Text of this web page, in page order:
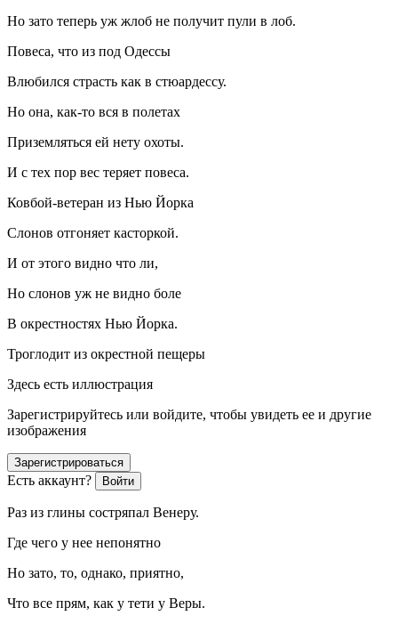
Но зато теперь уж жлоб не получит пули в лоб.
Повеса, что из под Одессы
Влюбился страсть как в стюардессу.
Но она, как-то вся в полетах
Приземляться ей нету охоты.
И с тех пор вес теряет повеса.
Ковбой-ветеран из Нью Йорка
Слонов отгоняет касторкой.
И от этого видно что ли,
Но слонов уж не видно боле
В окрестностях Нью Йорка.
Троглодит из окрестной пещеры
Здесь есть иллюстрация
Зарегистрируйтесь или войдите, чтобы увидеть ее и другие
изображения
Зарегистрироваться
Есть аккаунт? Войти
Раз из глины состряпал Венеру.
Где чего у нее непонятно
Но зато, то, однако, приятно,
Что все прям, как у тети у Веры.